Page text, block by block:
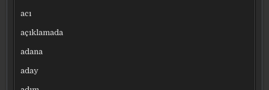
acı
açıklamada
adana
aday